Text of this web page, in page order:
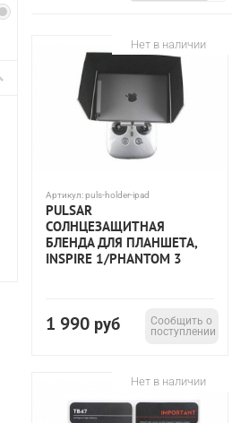
Нет в наличии
Артикул:puls-holder-ipad
PULSAR
СОЛНЦЕЗАЩИТНАЯ
БЛЕНДА ДЛЯ ПЛАНШЕТА,
INSPIRE 1/PHANTOM 3
1 990 руб
Сообщить о
поступлении
Нет в наличии